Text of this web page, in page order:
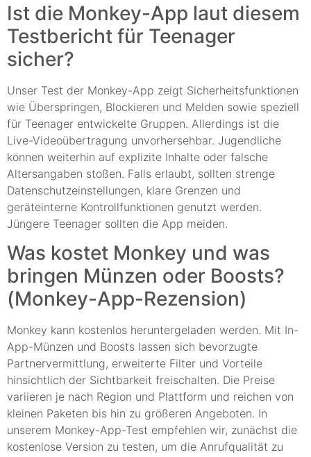
Ist die Monkey-App laut diesem
Testbericht für Teenager
sicher?
Unser Test der Monkey-App zeigt Sicherheitsfunktionen
wie Überspringen, Blockieren und Melden sowie speziell
für Teenager entwickelte Gruppen. Allerdings ist die
Live-Videoübertragung unvorhersehbar. Jugendliche
können weiterhin auf explizite Inhalte oder falsche
Altersangaben stoßen. Falls erlaubt, sollten strenge
Datenschutzeinstellungen, klare Grenzen und
geräteinterne Kontrollfunktionen genutzt werden.
Jüngere Teenager sollten die App meiden.
Was kostet Monkey und was
bringen Münzen oder Boosts?
(Monkey-App-Rezension)
Monkey kann kostenlos heruntergeladen werden. Mit In-
App-Münzen und Boosts lassen sich bevorzugte
Partnervermittlung, erweiterte Filter und Vorteile
hinsichtlich der Sichtbarkeit freischalten. Die Preise
variieren je nach Region und Plattform und reichen von
kleinen Paketen bis hin zu größeren Angeboten. In
unserem Monkey-App-Test empfehlen wir, zunächst die
kostenlose Version zu testen, um die Anrufqualität zu